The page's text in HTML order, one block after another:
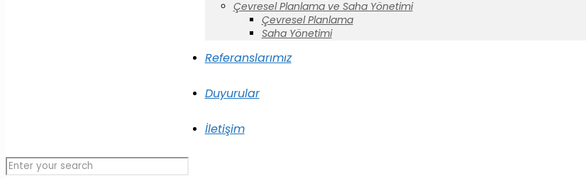
Çevresel Planlama ve Saha Yönetimi
Çevresel Planlama
Saha Yönetimi
Referanslarımız
Duyurular
İletişim